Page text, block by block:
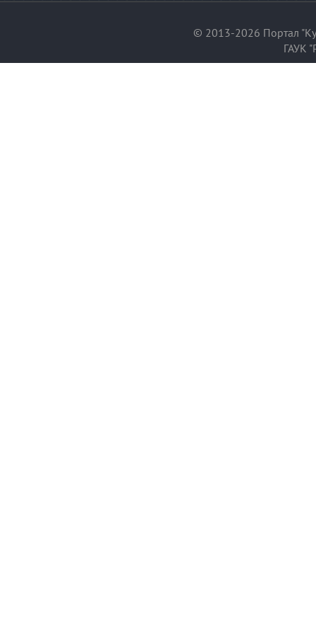
© 2013-2026 Портал
ГАУК